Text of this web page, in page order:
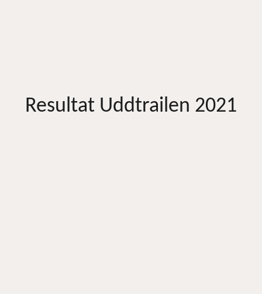
Resultat Uddtrailen 2021